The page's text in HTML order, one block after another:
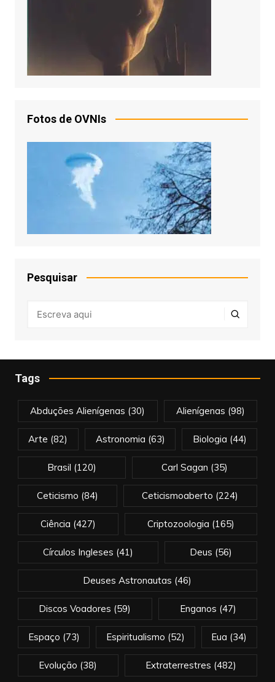
Fotos de OVNIs
Pesquisar
Tags
Abduções Alienígenas (30) Alienígenas (98)
Arte (82) Astronomia (63) Biologia (44)
Brasil (120) Carl Sagan (35)
Ceticismo (84) Ceticismoaberto (224)
Ciência (427) Criptozoologia (165)
Círculos Ingleses (41) Deus (56)
Deuses Astronautas (46)
Discos Voadores (59) Enganos (47)
Espaço (73) Espiritualismo (52) Eua (34)
Evolução (38) Extraterrestres (482)